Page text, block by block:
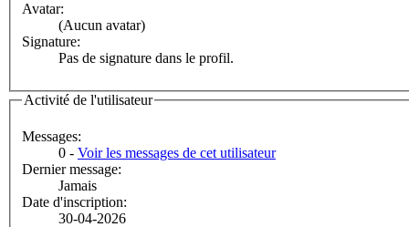
Avatar:
(Aucun avatar)
Signature:
Pas de signature dans le profil.
Activité de l'utilisateur
Messages:
0 - Voir les messages de cet utilisateur
Dernier message:
Jamais
Date d'inscription:
30-04-2026